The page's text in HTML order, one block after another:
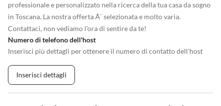
Il piccolo borgo medievale di Buti con i suoi vari negozi, ristoranti,
bar, posta, banca e farmacia Ã¨ a soli 1,5 km di distanza.
Distanze:
Prossimo villaggio 1,5 km - Alimentari 1,5 km - Ristorante 1,5 km -
varie attivitÃ commerciali 1,5 km - Autobus 1,5 km - Stazione
ferroviaria (Pontederra) 12 km - Tennis 4 km - Equitazione 2 km -
Golf 40 km - Terme (Bagni di Pisa) 20 km - Mare/Spiaggia 25 km
professionale e personalizzato nella ricerca della tua casa da sogno
in Toscana. La nostra offerta Ã¨ selezionata e molto varia.
Contattaci, non vediamo l'ora di sentire da te!
Numero di telefono dell'host
Inserisci più dettagli per ottenere il numero di contatto dell'host
Inserisci dettagli